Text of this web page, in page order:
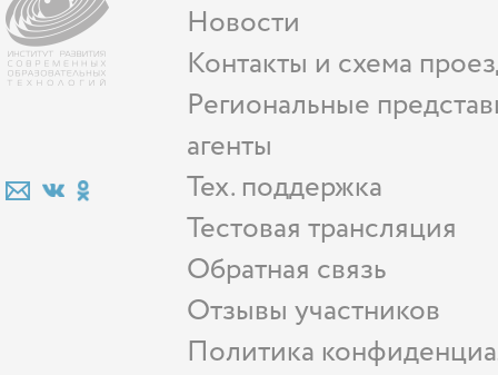
Новости
Контакты и схема
Региональные
агенты
Тех. поддержка
Тестовая трансляция
Обратная связь
Отзывы участников
Политика